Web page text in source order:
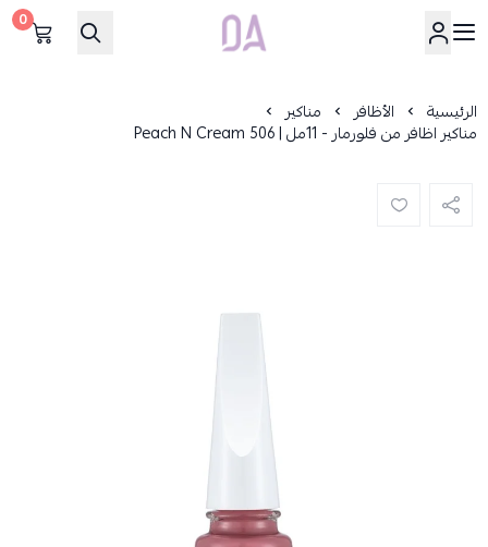
Dar Alamirat
0
الرئيسية الأظافر مناكير
مناكير اظافر من فلورمار - 11مل | 506 Peach N Cream